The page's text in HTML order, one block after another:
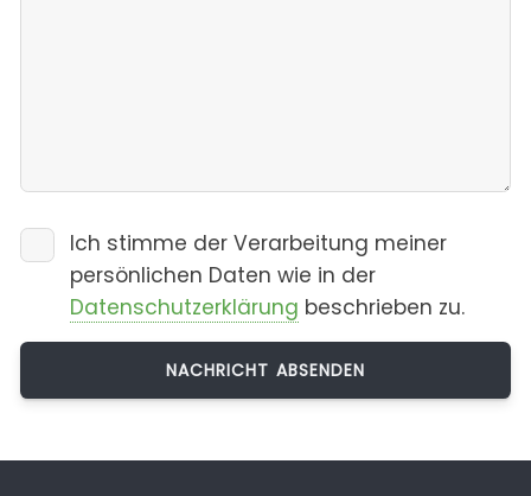
Ich stimme der Verarbeitung meiner
persönlichen Daten wie in der
Datenschutzerklärung beschrieben zu.